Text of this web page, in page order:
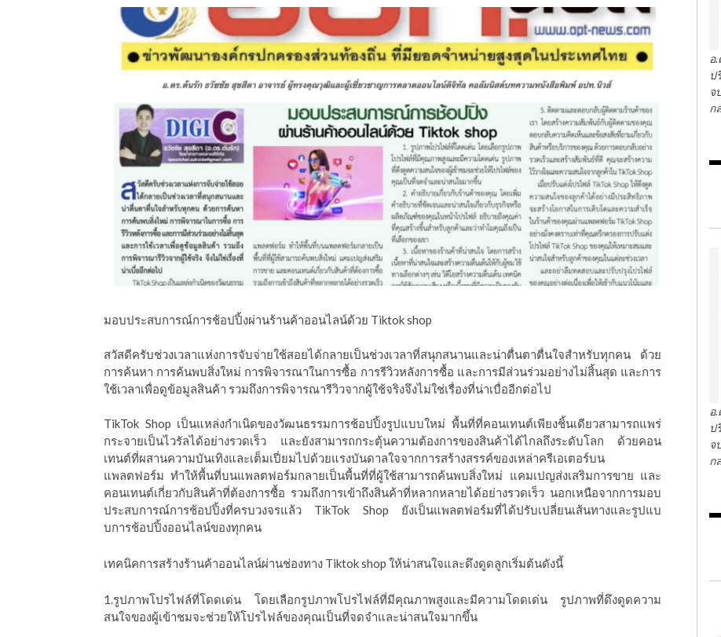
มอบประสบการณ์การช้อปปิ้งผ่านร้านค้าออนไลน์ด้วย Tiktok shop
สวัสดีครับช่วงเวลาแห่งการจับจ่ายใช้สอยได้กลายเป็นช่วงเวลาที่สนุกสนานและน่าตื่นตาตื่นใจสำหรับทุกคน ด้วย
การค้นหา การค้นพบสิ่งใหม่ การพิจารณาในการซื้อ การรีวิวหลังการซื้อ และการมีส่วนร่วมอย่างไม่สิ้นสุด และการ
ใช้เวลาเพื่อดูข้อมูลสินค้า รวมถึงการพิจารณารีวิวจากผู้ใช้จริงจึงไม่ใช่เรื่องที่น่าเบื่ออีกต่อไป
TikTok Shop เป็นแหล่งกำเนิดของวัฒนธรรมการช้อปปิ้งรูปแบบใหม่ พื้นที่ที่คอนเทนต์เพียงชิ้นเดียวสามารถแพร่
กระจายเป็นไวรัลได้อย่างรวดเร็ว และยังสามารถกระตุ้นความต้องการของสินค้าได้ไกลถึงระดับโลก ด้วยคอน
เทนต์ที่ผสานความบันเทิงและเต็มเปี่ยมไปด้วยแรงบันดาลใจจากการสร้างสรรค์ของเหล่าครีเอเตอร์บน
แพลตฟอร์ม ทำให้พื้นที่บนแพลตฟอร์มกลายเป็นพื้นที่ที่ผู้ใช้สามารถค้นพบสิ่งใหม่ แคมเปญส่งเสริมการขาย และ
คอนเทนต์เกี่ยวกับสินค้าที่ต้องการซื้อ รวมถึงการเข้าถึงสินค้าที่หลากหลายได้อย่างรวดเร็ว นอกเหนือจากการมอบ
ประสบการณ์การช้อปปิ้งที่ครบวงจรแล้ว TikTok Shop ยังเป็นแพลตฟอร์มที่ได้ปรับเปลี่ยนเส้นทางและรูปแบ
บการช้อปปิ้งออนไลน์ของทุกคน
เทคนิคการสร้างร้านค้าออนไลน์ผ่านช่องทาง Tiktok shop ให้น่าสนใจและดึงดูดลูกเริ่มต้นดังนี้
1.รูปภาพโปรไฟล์ที่โดดเด่น โดยเลือกรูปภาพโปรไฟล์ที่มีคุณภาพสูงและมีความโดดเด่น รูปภาพที่ดึงดูดความ
สนใจของผู้เข้าชมจะช่วยให้โปรไฟล์ของคุณเป็นที่จดจำและน่าสนใจมากขึ้น
อ
ป
จ
ก
อ
ป
จ
ก